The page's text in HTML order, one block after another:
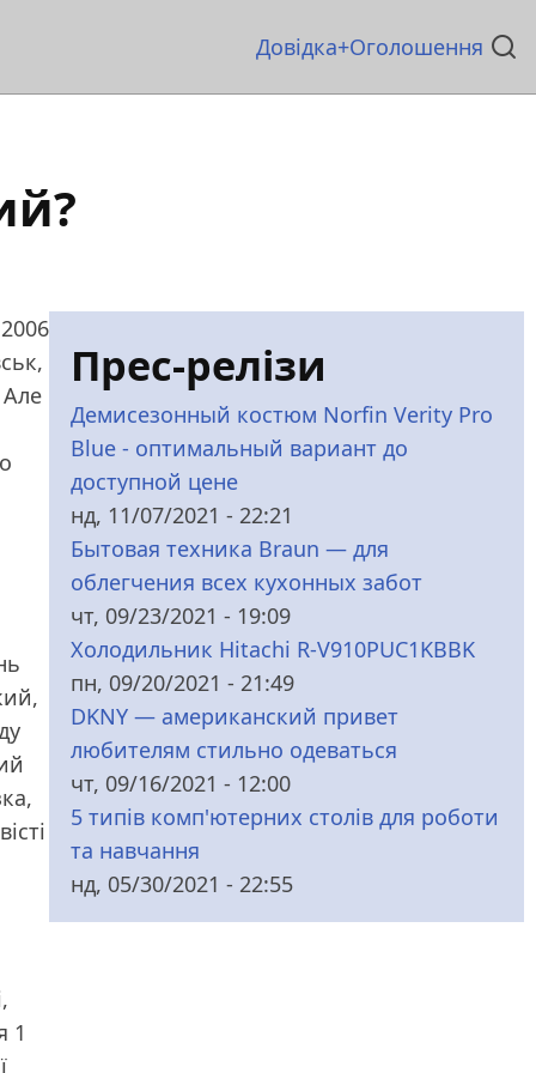
Основна
Довідка Оголошення
Але
1
Прес-релізи
Демисезонный костюм Norfin Verity Pro
Blue - оптимальный вариант до
доступной цене
нд, 11/07/2021 - 22:21
Бытовая техника Braun — для
облегчения всех кухонных забот
чт, 09/23/2021 - 19:09
Холодильник Hitachi R-V910PUC1KBBK
пн, 09/20/2021 - 21:49
DKNY — американский привет
любителям стильно одеваться
чт, 09/16/2021 - 12:00
5 типів комп'ютерних столів для роботи
та навчання
нд, 05/30/2021 - 22:55